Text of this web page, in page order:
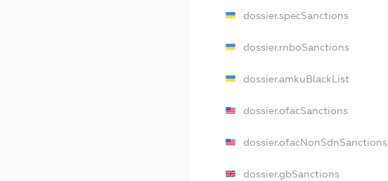
dossier.specSanctions
dossier.rnboSanctions
dossier.amkuBlackList
dossier.ofacSanctions
dossier.ofacNonSdnSanctions
dossier.gbSanctions